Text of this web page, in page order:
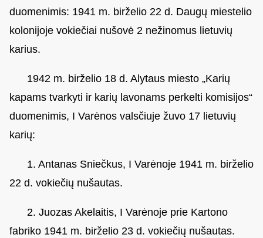
duomenimis: 1941 m. birželio 22 d. Daugų miestelio
kolonijoje vokiečiai nušovė 2 nežinomus lietuvių
karius.
1942 m. birželio 18 d. Alytaus miesto „Karių
kapams tvarkyti ir karių lavonams perkelti komisijos“
duomenimis, I Varėnos valsčiuje žuvo 17 lietuvių
karių:
1. Antanas Sniečkus, I Varėnoje 1941 m. birželio
22 d. vokiečių nušautas.
2. Juozas Akelaitis, I Varėnoje prie Kartono
fabriko 1941 m. birželio 23 d. vokiečių nušautas.